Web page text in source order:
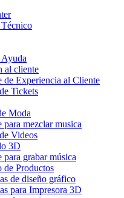
Ayuda
al cliente
de Experiencia al Cliente
Tickets
Moda
para mezclar musica
Videos
3D
para grabar música
de Productos
de diseño gráfico
para Impresora 3D